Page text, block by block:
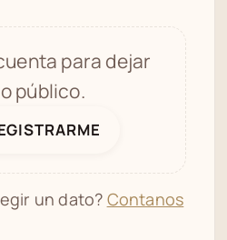
para dejar
público.
un dato? Contanos